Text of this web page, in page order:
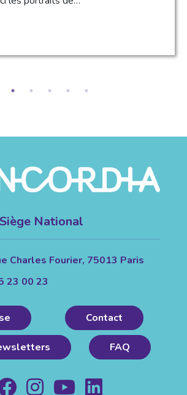
National
Charles Fourier, 75013 Paris
23 00 23
Contact
FAQ